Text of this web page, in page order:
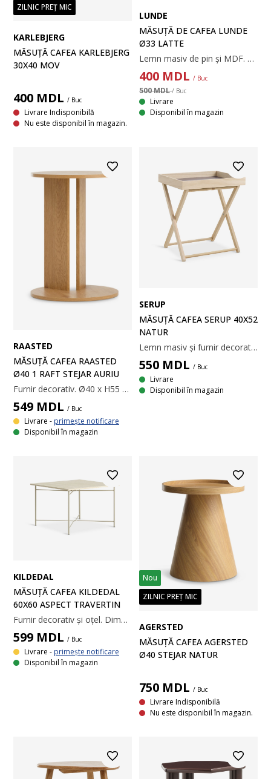
ZILNIC PREȚ MIC
KARLEBJERG
MĂSUȚĂ CAFEA KARLEBJERG
30X40 MOV
400 MDL / Buc
Livrare Indisponibilă
Nu este disponibil în magazin.
LUNDE
MĂSUȚĂ DE CAFEA LUNDE
Ø33 LATTE
Lemn masiv de pin și MDF. Ø33x45 cm
400 MDL / Buc
500 MDL/ Buc
Livrare
Disponibil în magazin
RAASTED
MĂSUȚĂ CAFEA RAASTED
Ø40 1 RAFT STEJAR AURIU
Furnir decorativ. Ø40 x H55 cm
549 MDL / Buc
Livrare - primește notificare
Disponibil în magazin
SERUP
MĂSUȚĂ CAFEA SERUP 40X52
NATUR
Lemn masiv și furnir decorativ. Blat reversibil. 40x52x58 cm
550 MDL / Buc
Livrare
Disponibil în magazin
KILDEDAL
MĂSUȚĂ CAFEA KILDEDAL
60X60 ASPECT TRAVERTIN
Furnir decorativ și oțel. Dimensiuni: 60x60x40 cm
599 MDL / Buc
Livrare - primește notificare
Disponibil în magazin
Nou
ZILNIC PREȚ MIC
AGERSTED
MĂSUȚĂ CAFEA AGERSTED
Ø40 STEJAR NATUR
750 MDL / Buc
Livrare Indisponibilă
Nu este disponibil în magazin.